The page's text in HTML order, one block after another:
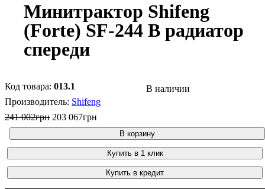
Минитрактор Shifeng
(Forte) SF-244 B радиатор
спереди
013.1
В наличии
Shifeng
241 002грн 203 067грн
В корзину
Купить в 1 клик
Купить в кредит